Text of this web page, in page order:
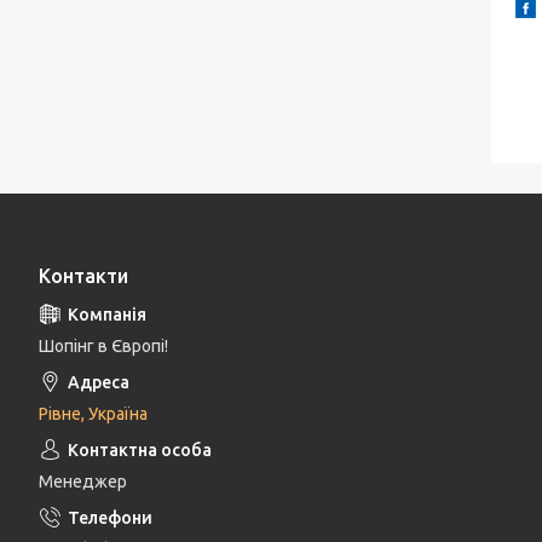
Контакти
Шопінг в Європі!
Рівне, Україна
Менеджер